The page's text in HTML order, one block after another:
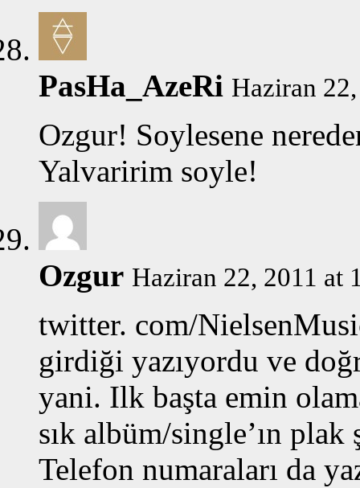
PasHa_AzeRi Haziran
Ozgur! Soylesene
Yalvaririm soyle!
Ozgur Haziran 22, 2011 at
twitter. com/
girdiği yazıyordu ve
yani. Ilk başta emin
sık albüm/single’ın
Telefon numaraları da